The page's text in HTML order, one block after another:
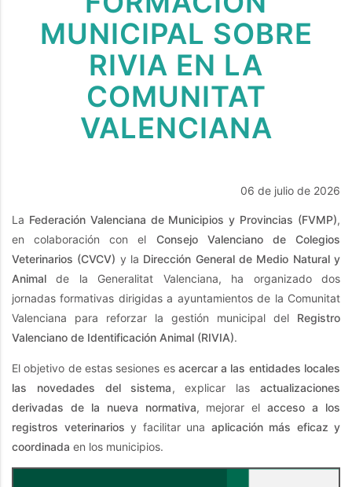
MUNICIPAL SOBRE
RIVIA EN LA
COMUNITAT
VALENCIANA
06 de julio de 2026
La Federación Valenciana de Municipios y Provincias (FVMP),
en colaboración con el Consejo Valenciano de Colegios
Veterinarios (CVCV) y la Dirección General de Medio Natural y
Animal de la Generalitat Valenciana, ha organizado dos
jornadas formativas dirigidas a ayuntamientos de la Comunitat
Valenciana para reforzar la gestión municipal del Registro
Valenciano de Identificación Animal (RIVIA).
El objetivo de estas sesiones es acercar a las entidades locales
las novedades del sistema, explicar las actualizaciones
derivadas de la nueva normativa, mejorar elacceso a los
registros veterinarios y facilitar una aplicación más eficaz y
coordinada en los municipios.